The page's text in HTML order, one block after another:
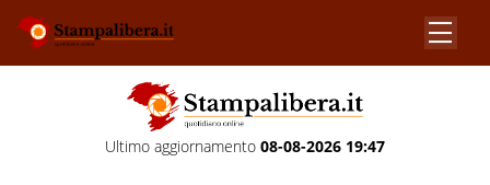
Ultimo aggiornamento 08-08-2026 19:47